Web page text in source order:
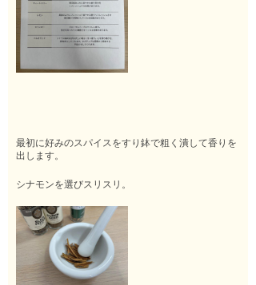
最初に好みのスパイスをすり鉢で粗く潰して香りを
出します。
シナモンを選びスリスリ。